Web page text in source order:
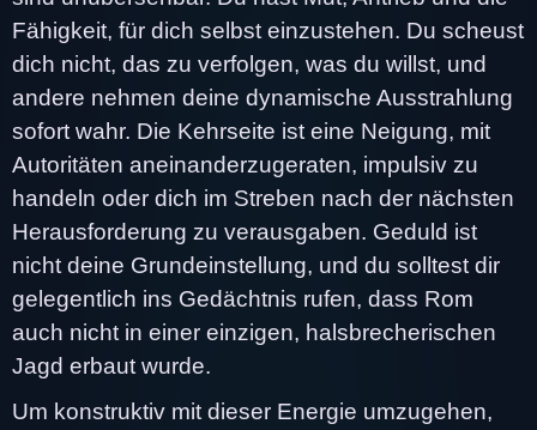
Fähigkeit, für dich selbst einzustehen. Du scheust
dich nicht, das zu verfolgen, was du willst, und
andere nehmen deine dynamische Ausstrahlung
sofort wahr. Die Kehrseite ist eine Neigung, mit
Autoritäten aneinanderzugeraten, impulsiv zu
handeln oder dich im Streben nach der nächsten
Herausforderung zu verausgaben. Geduld ist
nicht deine Grundeinstellung, und du solltest dir
gelegentlich ins Gedächtnis rufen, dass Rom
auch nicht in einer einzigen, halsbrecherischen
Jagd erbaut wurde.
Um konstruktiv mit dieser Energie umzugehen,